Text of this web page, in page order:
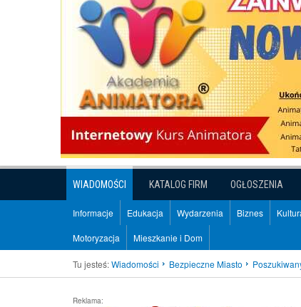
WIADOMOŚCI KATALOG FIRM OGŁOSZENIA
Informacje Edukacja Wydarzenia Biznes
Motoryzacja Mieszkanie i Dom
Tu jesteś:Wiadomości Bezpieczne Miasto
Reklama: